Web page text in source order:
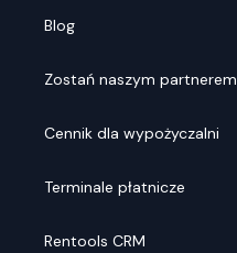
Blog
Zostań naszym partnerem
Cennik dla wypożyczalni
Terminale płatnicze
Rentools CRM